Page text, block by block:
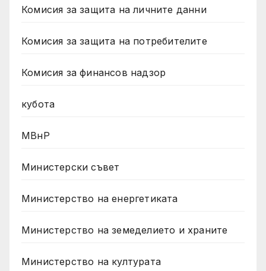
Комисия за защита на личните данни
Комисия за защита на потребителите
Комисия за финансов надзор
кубота
МВнР
Министерски съвет
Министерство на енергетиката
Министерство на земеделието и храните
Министерство на културата